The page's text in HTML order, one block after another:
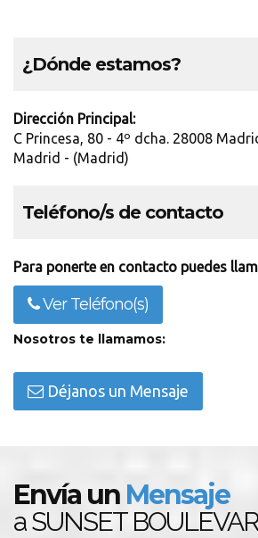
¿Dónde estamos?
Dirección Principal:
C Princesa, 80 - 4º dcha. 28008
Madrid - (Madrid)
Teléfono/s de contacto
Para ponerte en contacto puedes
Ver Teléfono(s)
Nosotros te llamamos:
Déjanos un Mensaje
Envía un Mensaje
a SUNSET